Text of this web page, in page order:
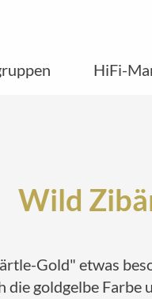
HiFi-
Wild
Gold" etwas
goldgelbe